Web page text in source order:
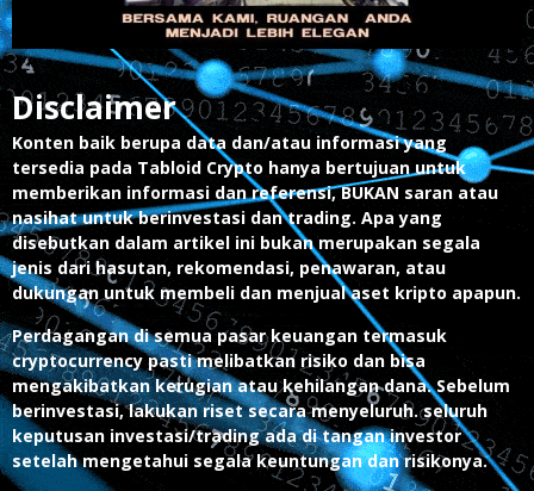
Disclaimer
Konten baik berupa data dan/atau informasi yang
tersedia pada Tabloid Crypto hanya bertujuan untuk
memberikan informasi dan referensi, BUKAN saran atau
nasihat untuk berinvestasi dan trading. Apa yang
disebutkan dalam artikel ini bukan merupakan segala
jenis dari hasutan, rekomendasi, penawaran, atau
dukungan untuk membeli dan menjual aset kripto apapun.
Perdagangan di semua pasar keuangan termasuk
cryptocurrency pasti melibatkan risiko dan bisa
mengakibatkan kerugian atau kehilangan dana. Sebelum
berinvestasi, lakukan riset secara menyeluruh. seluruh
keputusan investasi/trading ada di tangan investor
setelah mengetahui segala keuntungan dan risikonya.